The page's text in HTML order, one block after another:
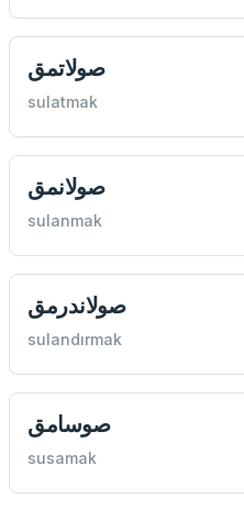
صولاتمق
sulatmak
صولانمق
sulanmak
صولاندرمق
sulandırmak
صوسامق
susamak